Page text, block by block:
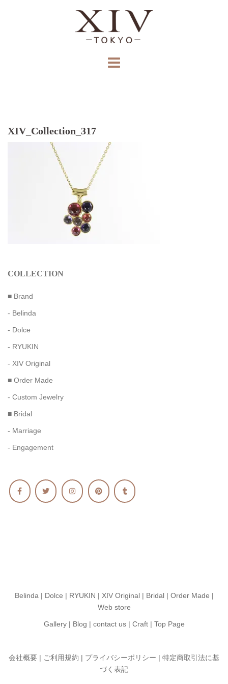
XIV_Collection_317
COLLECTION
■ Brand
- Belinda
- Dolce
- RYUKIN
- XIV Original
■ Order Made
- Custom Jewelry
■ Bridal
- Marriage
- Engagement
Belinda | Dolce | RYUKIN | XIV Original| Bridal| Order Made |
Web store
Gallery| Blog | contact us| Craft| Top Page
会社概要 | ご利用規約 | プライバシーポリシー | 特定商取引法に基
づく表記